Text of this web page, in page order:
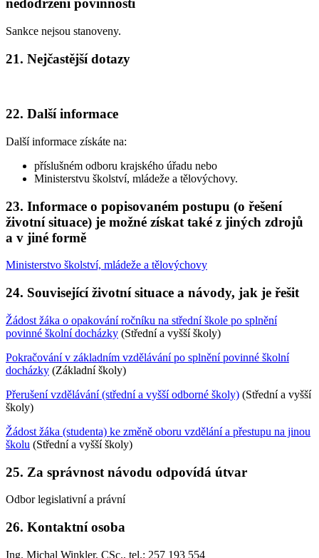
nedodržení povinností
Sankce nejsou stanoveny.
21. Nejčastější dotazy
22. Další informace
Další informace získáte na:
příslušném odboru krajského úřadu nebo
Ministerstvu školství, mládeže a tělovýchovy.
23. Informace o popisovaném postupu (o řešení
životní situace) je možné získat také z jiných zdrojů
a v jiné formě
Ministerstvo školství, mládeže a tělovýchovy
24. Související životní situace a návody, jak je řešit
Žádost žáka o opakování ročníku na střední škole po splnění
povinné školní docházky (Střední a vyšší školy)
Pokračování v základním vzdělávání po splnění povinné školní
docházky (Základní školy)
Přerušení vzdělávání (střední a vyšší odborné školy) (Střední a vyšší
školy)
Žádost žáka (studenta) ke změně oboru vzdělání a přestupu na jinou
školu (Střední a vyšší školy)
25. Za správnost návodu odpovídá útvar
Odbor legislativní a právní
26. Kontaktní osoba
Ing. Michal Winkler, CSc., tel.: 257 193 554